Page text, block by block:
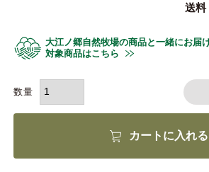
送料
大江ノ郷自然牧場の商品と一緒にお届
対象商品はこちら
カートに入れる